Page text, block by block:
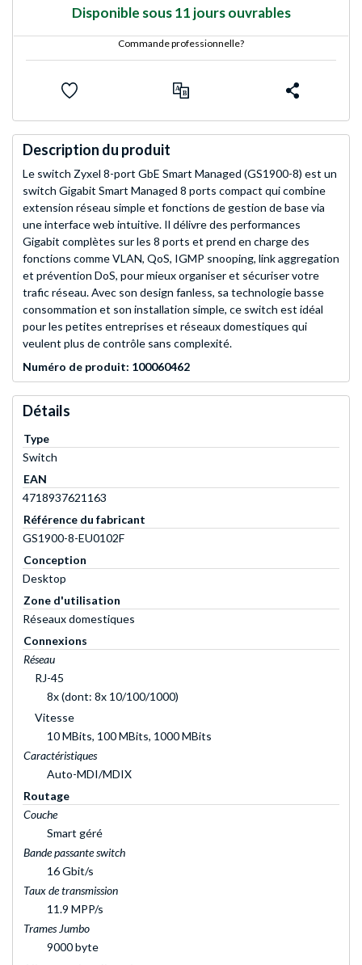
Disponible sous 11 jours ouvrables
Commande professionnelle?
Description du produit
Le switch Zyxel 8-port GbE Smart Managed (GS1900-8) est un
switch Gigabit Smart Managed 8 ports compact qui combine
extension réseau simple et fonctions de gestion de base via
une interface web intuitive. Il délivre des performances
Gigabit complètes sur les 8 ports et prend en charge des
fonctions comme VLAN, QoS, IGMP snooping, link aggregation
et prévention DoS, pour mieux organiser et sécuriser votre
trafic réseau. Avec son design fanless, sa technologie basse
consommation et son installation simple, ce switch est idéal
pour les petites entreprises et réseaux domestiques qui
veulent plus de contrôle sans complexité.
Numéro de produit: 100060462
Détails
Type
Switch
EAN
4718937621163
Référence du fabricant
GS1900-8-EU0102F
Conception
Desktop
Zone d'utilisation
Réseaux domestiques
Connexions
Réseau
RJ-45
8x (dont: 8x 10/100/1000)
Vitesse
10 MBits, 100 MBits, 1000 MBits
Caractéristiques
Auto-MDI/MDIX
Routage
Couche
Smart géré
Bande passante switch
16 Gbit/s
Taux de transmission
11.9 MPP/s
Trames Jumbo
9000 byte